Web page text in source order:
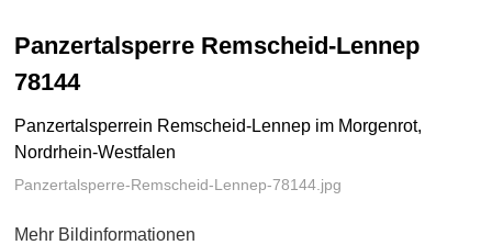
Panzertalsperre Remscheid-Lennep
78144
Panzertalsperrein Remscheid-Lennep im Morgenrot,
Nordrhein-Westfalen
Panzertalsperre-Remscheid-Lennep-78144.jpg
Mehr Bildinformationen